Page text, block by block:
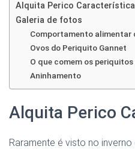
Alquita Perico
Galeria de fotos
Comportamento alimentar
Ovos do Periquito Gannet
O que comem os
Aninhamento
Alquita Perico
Raramente é visto no